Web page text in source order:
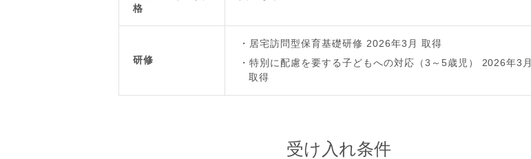
格
研修
居宅訪問型保育基礎研修 2026年3月 取得
特別に配慮を要する子どもへの対応（3～5歳児） 2026年3月
取得
受け入れ条件